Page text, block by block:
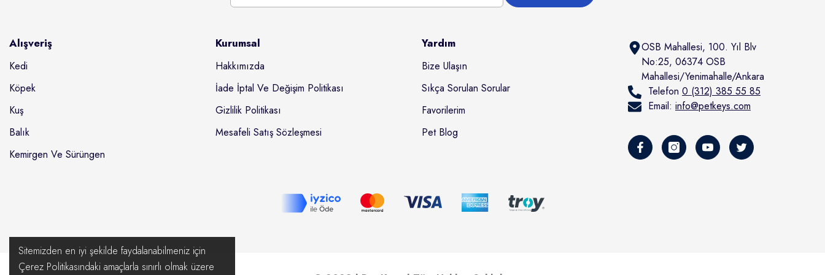
Alışveriş
Kedi
Köpek
Kuş
Balık
Kemirgen Ve Sürüngen
Kurumsal
Hakkımızda
İade İptal Ve Değişim Politikası
Gizlilik Politikası
Mesafeli Satış Sözleşmesi
Yardım
Bize Ulaşın
Sıkça Sorulan Sorular
Favorilerim
Pet Blog
OSB Mahallesi, 100. Yıl Blv
No:25, 06374 OSB
Mahallesi/Yenimahalle/Ankara
Telefon 0 (312) 385 55 85
Email: info@petkeys.com
Sitemizden en iyi şekilde faydalanabilmeniz için
Çerez Politikasındaki amaçlarla sınırlı olmak üzere